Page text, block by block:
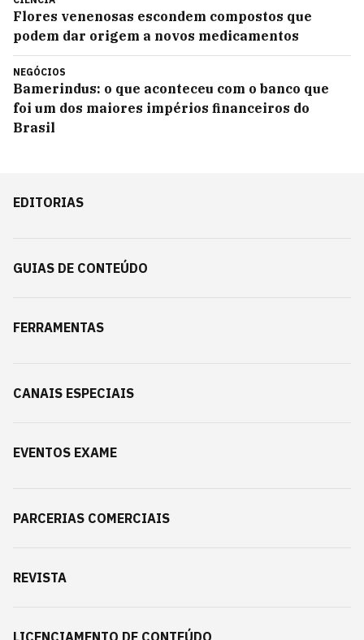
Flores venenosas escondem compostos que
podem dar origem a novos medicamentos
NEGÓCIOS
Bamerindus: o que aconteceu com o banco que
foi um dos maiores impérios financeiros do
Brasil
EDITORIAS
GUIAS DE CONTEÚDO
FERRAMENTAS
CANAIS ESPECIAIS
EVENTOS EXAME
PARCERIAS COMERCIAIS
REVISTA
LICENCIAMENTO DE CONTEÚDO